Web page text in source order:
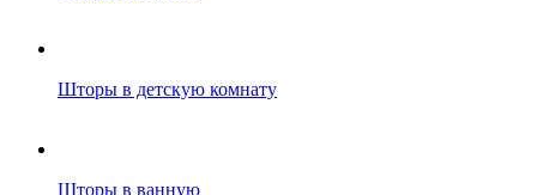
Шторы в детскую комнату
Шторы в ванную